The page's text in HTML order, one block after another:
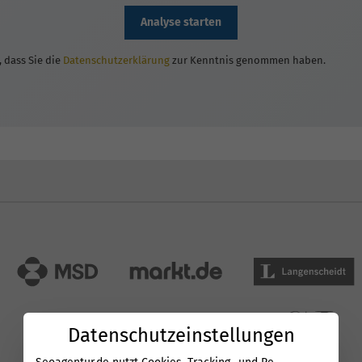
Analyse starten
dass Sie die Datenschutzerklärung zur Kenntnis genommen haben.
Datenschutzeinstellungen